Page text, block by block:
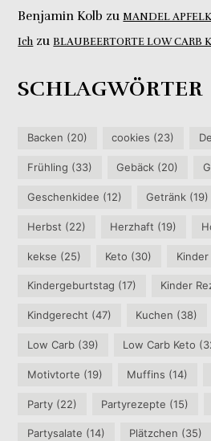
Benjamin Kolb zuMANDEL
Ich zuBLAUBEERTORTE LOW CARB
SCHLAGWÖRTER
Backen (20) cookies (23)
Frühling (33) Gebäck (20)
Geschenkidee (12) Getränk (19)
Herbst (22) Herzhaft (19)
kekse (25) Keto (30) Kinder
Kindergeburtstag (17) Kinder
Kindgerecht (47) Kuchen (38)
Low Carb (39) Low Carb Keto
Motivtorte (19) Muffins (14)
Party (22) Partyrezepte (15)
Partysalate (14) Plätzchen (35)